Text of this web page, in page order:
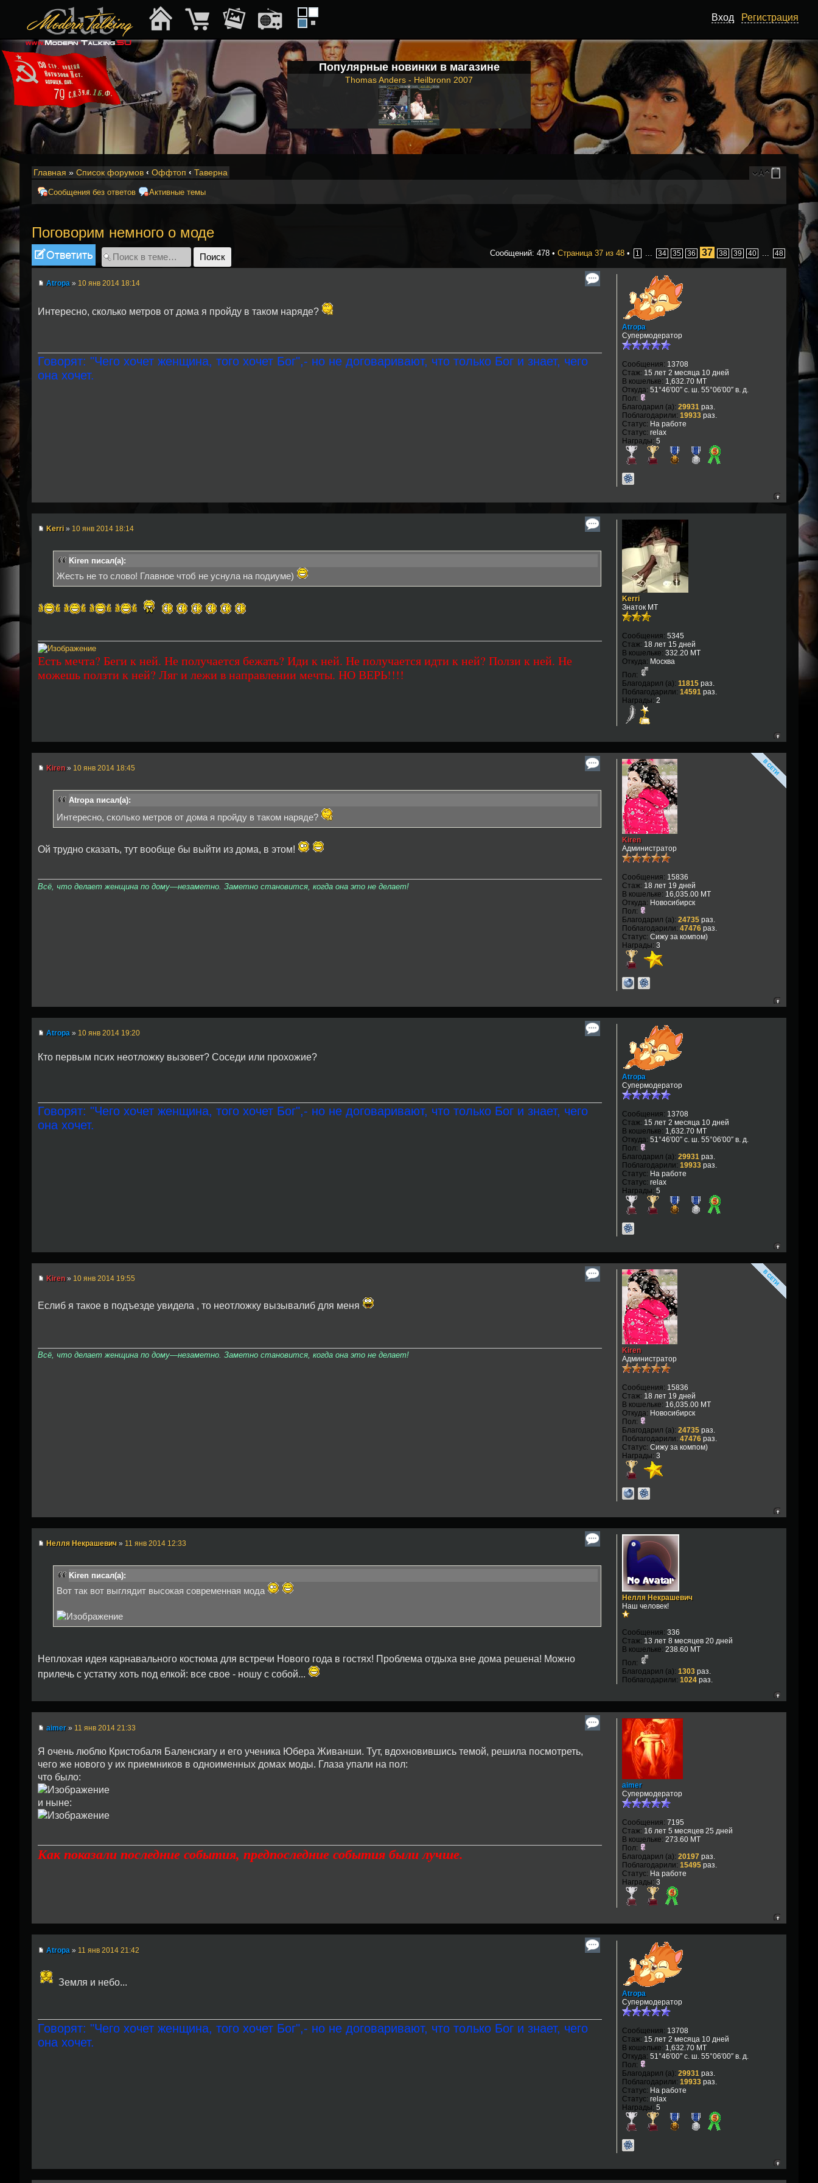
Популярные новинки в магазине
Thomas Anders - Heilbronn 2007
Главная » Список форумов ‹ Оффтоп ‹ Таверна
Сообщения без ответов Активные темы
Поговорим немного о моде
Ответить Сообщений: 478 • Страница 37 из 48 • 1 34 35 36 37 38 39 40 48
Atropa » 10 янв 2014 18:14
Интересно, сколько метров от дома я пройду в таком наряде?
Говорят: "Чего хочет женщина, того хочет Бог",- но не договаривают, что только Бог и знает, чего
она хочет.
Atropa
Супермодератор
Сообщения: 13708
Стаж: 15 лет 2 месяца 10 дней
В кошельке: 1,632.70 MT
Откуда: 51°46′00″ с. ш. 55°06′00″ в. д.
Пол:
Благодарил (а): 29931раз.
Поблагодарили: 19933раз.
Статус: На работе
Статус: relax
Награды: 5
Kerri » 10 янв 2014 18:14
Kiren писал(а):
Жесть не то слово! Главное чтоб не уснула на подиуме)
Есть мечта? Беги к ней. Не получается бежать? Иди к ней. Не получается идти к ней? Ползи к ней. Не
можешь ползти к ней? Ляг и лежи в направлении мечты. НО ВЕРЬ!!!!
Kerri
Знаток МТ
Сообщения: 5345
Стаж: 18 лет 15 дней
В кошельке: 332.20 MT
Откуда: Москва
Пол:
Благодарил (а): 11815раз.
Поблагодарили: 14591раз.
Награды: 2
Kiren » 10 янв 2014 18:45
Atropa писал(а):
Интересно, сколько метров от дома я пройду в таком наряде?
Ой трудно сказать, тут вообще бы выйти из дома, в этом!
Всё, что делает женщина по дому—незаметно. Заметно становится, когда она это не делает!
Kiren
Администратор
Сообщения: 15836
Стаж: 18 лет 19 дней
В кошельке: 16,035.00 MT
Откуда: Новосибирск
Пол:
Благодарил (а): 24735раз.
Поблагодарили: 47476раз.
Статус: Сижу за компом)
Награды: 3
Atropa » 10 янв 2014 19:20
Кто первым псих неотложку вызовет? Соседи или прохожие?
Говорят: "Чего хочет женщина, того хочет Бог",- но не договаривают, что только Бог и знает, чего
она хочет.
Atropa
Супермодератор
Сообщения: 13708
Стаж: 15 лет 2 месяца 10 дней
В кошельке: 1,632.70 MT
Откуда: 51°46′00″ с. ш. 55°06′00″ в. д.
Пол:
Благодарил (а): 29931раз.
Поблагодарили: 19933раз.
Статус: На работе
Статус: relax
Награды: 5
Kiren » 10 янв 2014 19:55
Еслиб я такое в подъезде увидела , то неотложку вызывалиб для меня
Всё, что делает женщина по дому—незаметно. Заметно становится, когда она это не делает!
Kiren
Администратор
Сообщения: 15836
Стаж: 18 лет 19 дней
В кошельке: 16,035.00 MT
Откуда: Новосибирск
Пол:
Благодарил (а): 24735раз.
Поблагодарили: 47476раз.
Статус: Сижу за компом)
Награды: 3
Нелля Некрашевич » 11 янв 2014 12:33
Kiren писал(а):
Вот так вот выглядит высокая современная мода
Неплохая идея карнавального костюма для встречи Нового года в гостях! Проблема отдыха вне дома решена! Можно
прилечь с устатку хоть под елкой: все свое - ношу с собой...
Нелля Некрашевич
Наш человек!
Сообщения: 336
Стаж: 13 лет 8 месяцев 20 дней
В кошельке: 238.60 MT
Пол:
Благодарил (а): 1303раз.
Поблагодарили: 1024раз.
aimer » 11 янв 2014 21:33
Я очень люблю Кристобаля Баленсиагу и его ученика Юбера Живанши. Тут, вдохновившись темой, решила посмотреть,
чего же нового у их приемников в одноименных домах моды. Глаза упали на пол:
что было:
и ныне:
Как показали последние события, предпоследние события были лучше.
aimer
Супермодератор
Сообщения: 7195
Стаж: 16 лет 5 месяцев 25 дней
В кошельке: 273.60 MT
Пол:
Благодарил (а): 20197раз.
Поблагодарили: 15495раз.
Статус: На работе
Награды: 3
Atropa » 11 янв 2014 21:42
Земля и небо...
Говорят: "Чего хочет женщина, того хочет Бог",- но не договаривают, что только Бог и знает, чего
она хочет.
Atropa
Супермодератор
Сообщения: 13708
Стаж: 15 лет 2 месяца 10 дней
В кошельке: 1,632.70 MT
Откуда: 51°46′00″ с. ш. 55°06′00″ в. д.
Пол:
Благодарил (а): 29931раз.
Поблагодарили: 19933раз.
Статус: На работе
Статус: relax
Награды: 5
Вход Регистрация